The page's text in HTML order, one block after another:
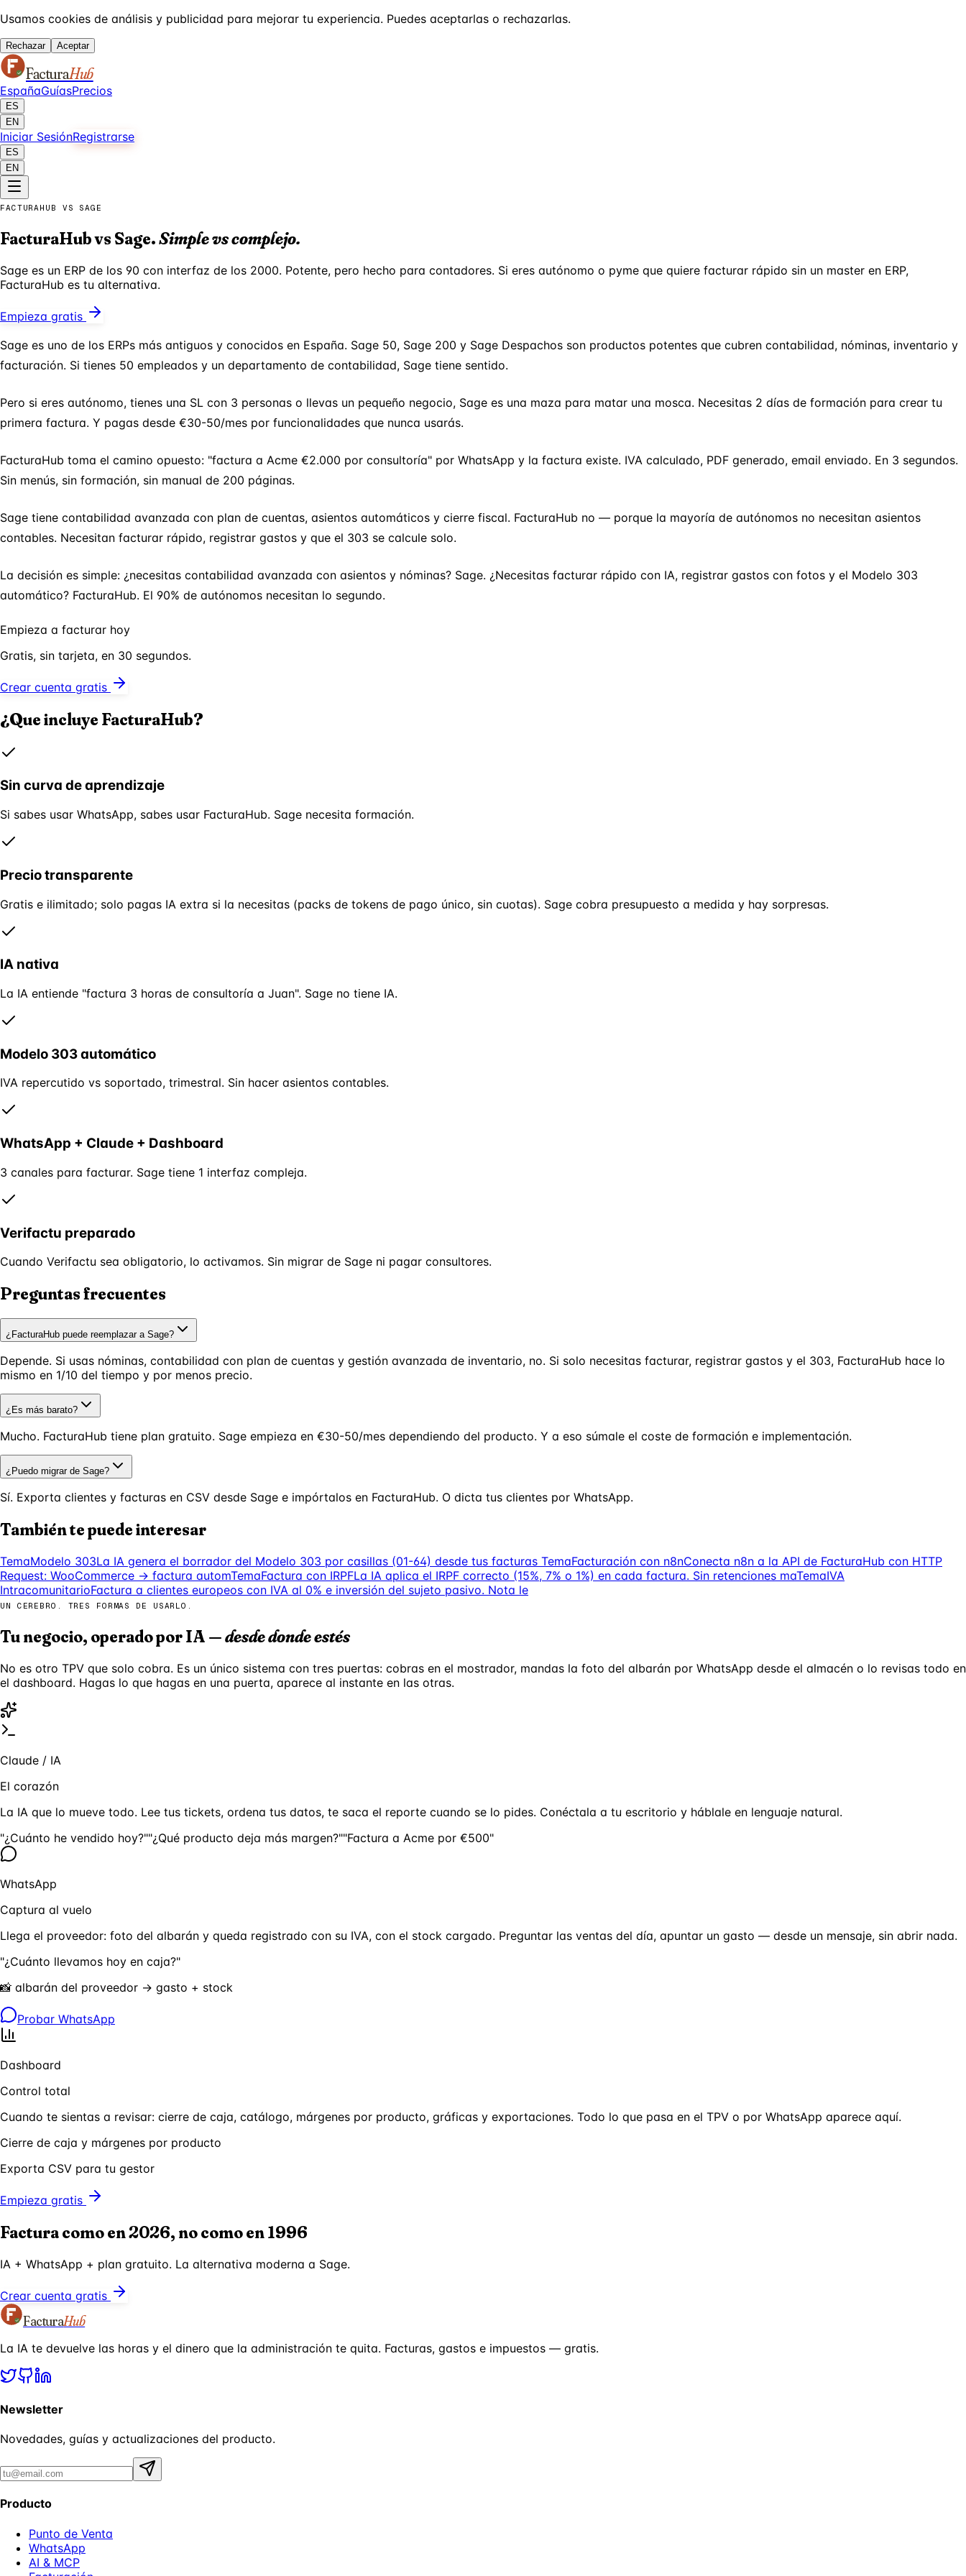
Usamos cookies de análisis y publicidad para mejorar tu experiencia. Puedes aceptarlas o rechazarlas.
Rechazar Aceptar
FacturaHub
EspañaGuíasPrecios
ES
EN
Iniciar SesiónRegistrarse
ES
EN
FACTURAHUB VS SAGE
FacturaHub vs Sage.Simple vs complejo.
Sage es un ERP de los 90 con interfaz de los 2000. Potente, pero hecho para contadores. Si eres autónomo o pyme que quiere facturar rápido sin un master en ERP,
FacturaHub es tu alternativa.
Empieza gratis
Sage es uno de los ERPs más antiguos y conocidos en España. Sage 50, Sage 200 y Sage Despachos son productos potentes que cubren contabilidad, nóminas, inventario y
facturación. Si tienes 50 empleados y un departamento de contabilidad, Sage tiene sentido.
Pero si eres autónomo, tienes una SL con 3 personas o llevas un pequeño negocio, Sage es una maza para matar una mosca. Necesitas 2 días de formación para crear tu
primera factura. Y pagas desde €30-50/mes por funcionalidades que nunca usarás.
FacturaHub toma el camino opuesto: "factura a Acme €2.000 por consultoría" por WhatsApp y la factura existe. IVA calculado, PDF generado, email enviado. En 3 segundos.
Sin menús, sin formación, sin manual de 200 páginas.
Sage tiene contabilidad avanzada con plan de cuentas, asientos automáticos y cierre fiscal. FacturaHub no — porque la mayoría de autónomos no necesitan asientos
contables. Necesitan facturar rápido, registrar gastos y que el 303 se calcule solo.
La decisión es simple: ¿necesitas contabilidad avanzada con asientos y nóminas? Sage. ¿Necesitas facturar rápido con IA, registrar gastos con fotos y el Modelo 303
automático? FacturaHub. El 90% de autónomos necesitan lo segundo.
Empieza a facturar hoy
Gratis, sin tarjeta, en 30 segundos.
Crear cuenta gratis
¿Que incluye FacturaHub?
Sin curva de aprendizaje
Si sabes usar WhatsApp, sabes usar FacturaHub. Sage necesita formación.
Precio transparente
Gratis e ilimitado; solo pagas IA extra si la necesitas (packs de tokens de pago único, sin cuotas). Sage cobra presupuesto a medida y hay sorpresas.
IA nativa
La IA entiende "factura 3 horas de consultoría a Juan". Sage no tiene IA.
Modelo 303 automático
IVA repercutido vs soportado, trimestral. Sin hacer asientos contables.
WhatsApp + Claude + Dashboard
3 canales para facturar. Sage tiene 1 interfaz compleja.
Verifactu preparado
Cuando Verifactu sea obligatorio, lo activamos. Sin migrar de Sage ni pagar consultores.
Preguntas frecuentes
¿FacturaHub puede reemplazar a Sage?
Depende. Si usas nóminas, contabilidad con plan de cuentas y gestión avanzada de inventario, no. Si solo necesitas facturar, registrar gastos y el 303, FacturaHub hace lo
mismo en 1/10 del tiempo y por menos precio.
¿Es más barato?
Mucho. FacturaHub tiene plan gratuito. Sage empieza en €30-50/mes dependiendo del producto. Y a eso súmale el coste de formación e implementación.
¿Puedo migrar de Sage?
Sí. Exporta clientes y facturas en CSV desde Sage e impórtalos en FacturaHub. O dicta tus clientes por WhatsApp.
También te puede interesar
TemaModelo 303La IA genera el borrador del Modelo 303 por casillas (01-64) desde tus facturas TemaFacturación con n8nConecta n8n a la API de FacturaHub con HTTP
Request: WooCommerce → factura automTemaFactura con IRPFLa IA aplica el IRPF correcto (15%, 7% o 1%) en cada factura. Sin retenciones maTemaIVA
IntracomunitarioFactura a clientes europeos con IVA al 0% e inversión del sujeto pasivo. Nota le
UN CEREBRO. TRES FORMAS DE USARLO.
Tu negocio, operado por IA —desde donde estés
No es otro TPV que solo cobra. Es un único sistema con tres puertas: cobras en el mostrador, mandas la foto del albarán por WhatsApp desde el almacén o lo revisas todo en
el dashboard. Hagas lo que hagas en una puerta, aparece al instante en las otras.
Claude / IA
El corazón
La IA que lo mueve todo. Lee tus tickets, ordena tus datos, te saca el reporte cuando se lo pides. Conéctala a tu escritorio y háblale en lenguaje natural.
"¿Cuánto he vendido hoy?""¿Qué producto deja más margen?""Factura a Acme por €500"
WhatsApp
Captura al vuelo
Llega el proveedor: foto del albarán y queda registrado con su IVA, con el stock cargado. Preguntar las ventas del día, apuntar un gasto — desde un mensaje, sin abrir nada.
"¿Cuánto llevamos hoy en caja?"
📸 albarán del proveedor → gasto + stock
Probar WhatsApp
Dashboard
Control total
Cuando te sientas a revisar: cierre de caja, catálogo, márgenes por producto, gráficas y exportaciones. Todo lo que pasa en el TPV o por WhatsApp aparece aquí.
Cierre de caja y márgenes por producto
Exporta CSV para tu gestor
Empieza gratis
Factura como en 2026, no como en 1996
IA + WhatsApp + plan gratuito. La alternativa moderna a Sage.
Crear cuenta gratis
FacturaHub
La IA te devuelve las horas y el dinero que la administración te quita. Facturas, gastos e impuestos — gratis.
Newsletter
Novedades, guías y actualizaciones del producto.
Producto
Punto de Venta
WhatsApp
AI & MCP